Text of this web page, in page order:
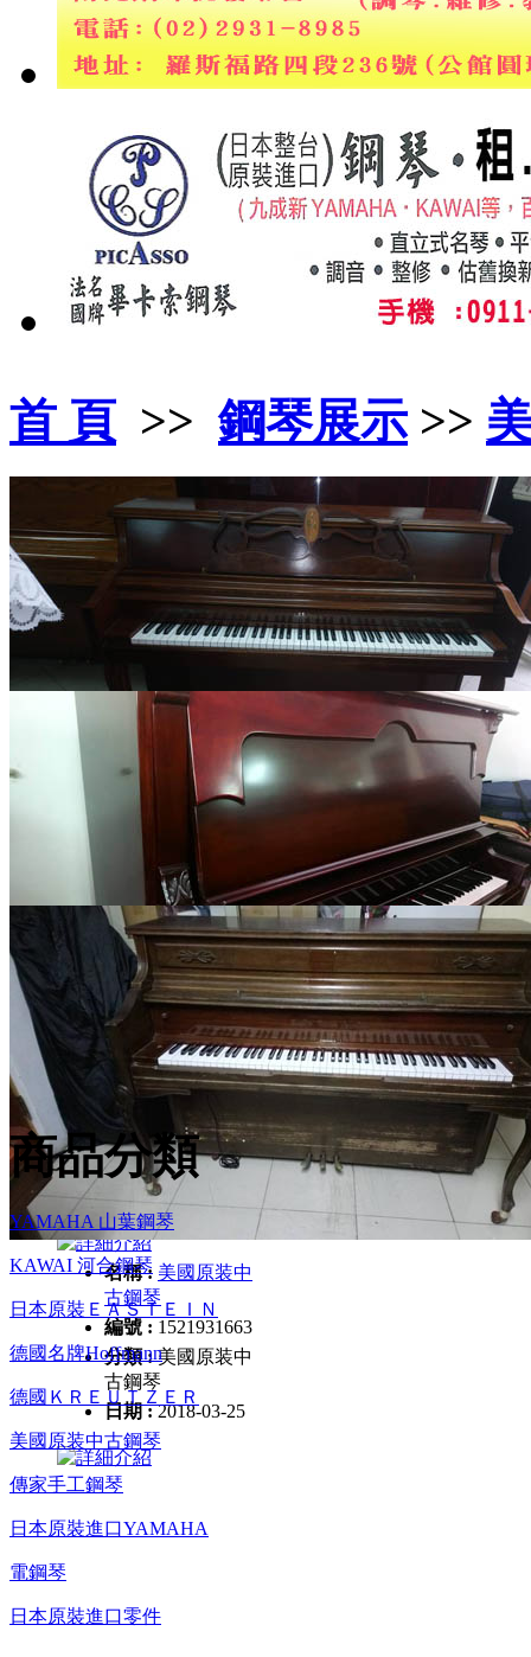
首 頁 >>鋼琴展示>>
美國原裝Ｗ
ＵＲＬ
1556634380
分類 :美國原装中
古鋼琴
日期 :2019-04-30
名稱 :美國原裝Ｓ
ＨＥＲ
編號 :
1521933244
分類 :美國原装中
古鋼琴
日期 :2018-03-25
名稱 : 美國原装中
古鋼琴
編號 : 1521931663
分類 :美國原装中
古鋼琴
日期 :2018-03-25
商品分類
YAMAHA 山葉鋼琴
KAWAI 河合鋼琴
日本原裝ＥＡＳＴＥＩＮ
德國名牌Hoffmann
德國ＫＲＥＵＴＺＥＲ
美國原装中古鋼琴
傳家手工鋼琴
日本原裝進口YAMAHA
電鋼琴
日本原裝進口零件